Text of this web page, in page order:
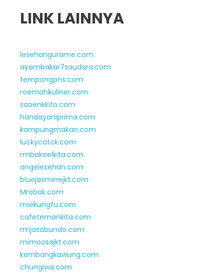
LINK LAINNYA
lesehangurame.com
ayambakar7saudara.com
tempongpns.com
roemahkuliner.com
saoenkkito.com
handayaniprima.com
kampungmakan.com
luckycatck.com
rmbakoelkita.com
angelesehan.com
bluejasminejkt.com
Mrobak.com
miekungfu.com
cafetemankita.com
rmjasabundo.com
mimoosajkt.com
kembangkawung.com
chungiwa.com